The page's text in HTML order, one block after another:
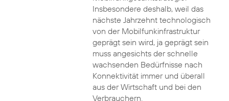
Insbesondere deshalb, weil das
nächste Jahrzehnt technologisch
von der Mobilfunkinfrastruktur
geprägt sein wird, ja geprägt sein
muss angesichts der schnelle
wachsenden Bedürfnisse nach
Konnektivität immer und überall
aus der Wirtschaft und bei den
Verbrauchern.